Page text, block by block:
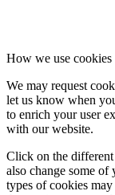
How we use cookies
We may request
let us know when
to enrich your user
with our website.
Click on the
also change some of
types of cookies